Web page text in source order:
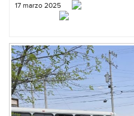
17 marzo 2025